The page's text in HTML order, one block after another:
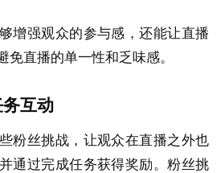
增强观众的参与感，还能让直播
直播的单一性和乏味感。
互动
粉丝挑战，让观众在直播之外也
通过完成任务获得奖励。粉丝挑